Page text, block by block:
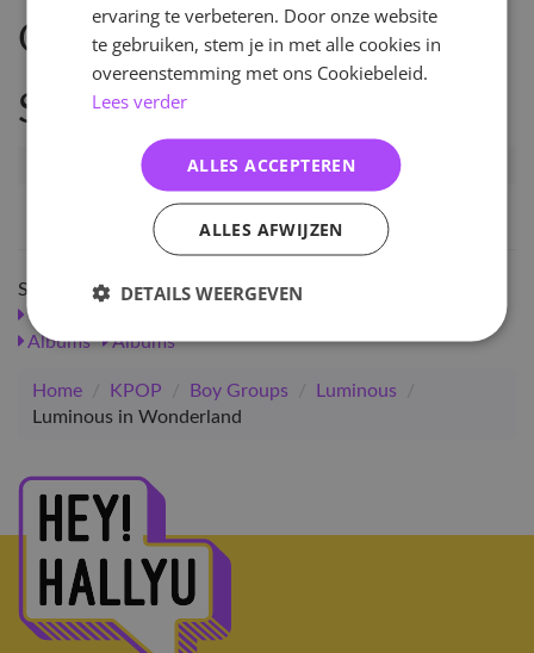
Omschrijving
Specificaties
Artikelnummer
105476
8809868449110
Shop meer
SALE
Albums
Albums
Home / KPOP / Boy Groups / Luminous
/
Luminous in Wonderland
ervaring te verbeteren. Door onze website
te gebruiken, stem je in met alle cookies in
overeenstemming met ons Cookiebeleid.
Lees verder
ALLES ACCEPTEREN
ALLES AFWIJZEN
DETAILS WEERGEVEN